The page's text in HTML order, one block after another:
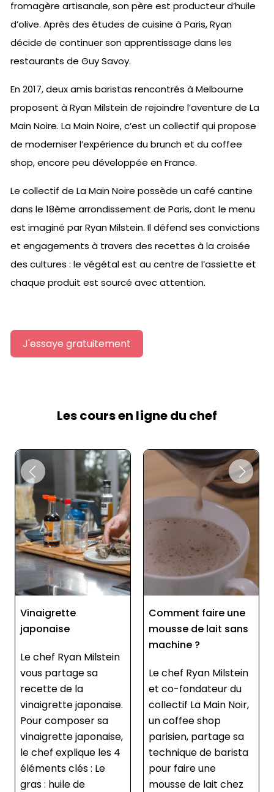
fromagère artisanale, son père est producteur d’huile
d’olive. Après des études de cuisine à Paris, Ryan
décide de continuer son apprentissage dans les
restaurants de Guy Savoy.
En 2017, deux amis baristas rencontrés à Melbourne
proposent à Ryan Milstein de rejoindre l’aventure de La
Main Noire. La Main Noire, c’est un collectif qui propose
de moderniser l’expérience du brunch et du coffee
shop, encore peu développée en France.
Le collectif de La Main Noire possède un café cantine
dans le 18ème arrondissement de Paris, dont le menu
est imaginé par Ryan Milstein. Il défend ses convictions
et engagements à travers des recettes à la croisée
des cultures : le végétal est au centre de l’assiette et
chaque produit est sourcé avec attention.
J'essaye gratuitement
Les cours en ligne du chef
Milstein
sa
la
japonaise.
sa
japonaise,
les 4
clés : Le
de
Comment faire une
mousse de lait sans
Le chef Ryan Milstein
et co-fondateur du
collectif La Main Noir,
un coffee shop
parisien, partage sa
technique de barista
pour faire une
mousse de lait chez
Faire
aliments
Comment
pourquoi
des
beurre
Milstein
vidéo,
par étape